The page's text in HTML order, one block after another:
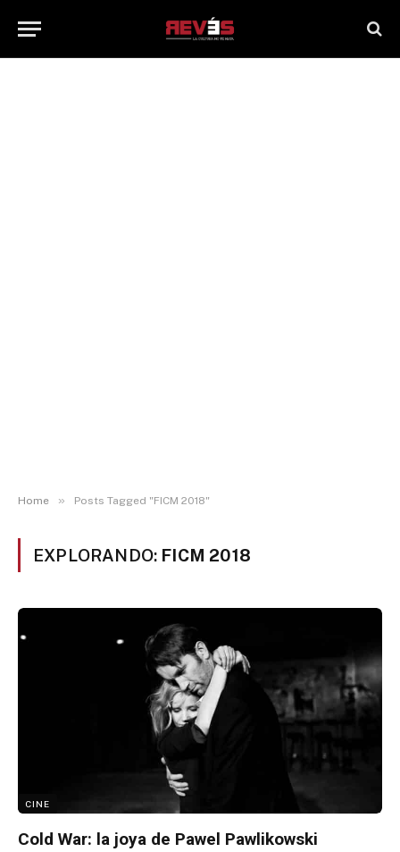
Home » Posts Tagged "FICM 2018"
EXPLORANDO: FICM 2018
CINE
Cold War: la joya de Pawel Pawlikowski